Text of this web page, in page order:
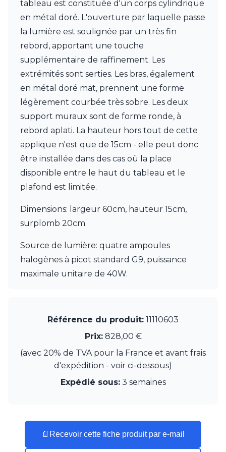
Charlot&Cie
Concept Verre
CVL Luminaires
Edito Paris
Elstead Lighting
Estro
Ferroluce Classic
Fine Art Lamps
Fontini
Gau Lighting
HARTE
Hind Rabii
Hisle
Holtkötter
Hudson Valley
Italamp
JP Ryckaert
kdln
Leds C4
Leucos
Lupia Licht
Moretti Luce
Mullan
tableau est constituée d'un corps cylindrique
en métal doré. L'ouverture par laquelle passe
la lumière est soulignée par un très fin
rebord, apportant une touche
supplémentaire de raffinement. Les
extrémités sont serties. Les bras, également
en métal doré mat, prennent une forme
légèrement courbée très sobre. Les deux
support muraux sont de forme ronde, à
rebord aplati. La hauteur hors tout de cette
applique n'est que de 15cm - elle peut donc
être installée dans des cas où la place
disponible entre le haut du tableau et le
plafond est limitée.
Dimensions: largeur 60cm, hauteur 15cm,
surplomb 20cm.
Source de lumière: quatre ampoules
halogènes à picot standard G9, puissance
maximale unitaire de 40W.
Référence du produit: 11110603
Prix:828,00 €
(avec 20% de TVA pour la France et avant frais
d'expédition - voir ci-dessous)
Expédié sous:3 semaines
📄 Recevoir cette fiche produit par e-mail